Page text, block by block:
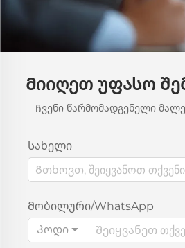
Მიიღეთ უფასო
Ჩვენი წარმომადგენელი
Სახელი
Მობილური/WhatsApp
Კოდი